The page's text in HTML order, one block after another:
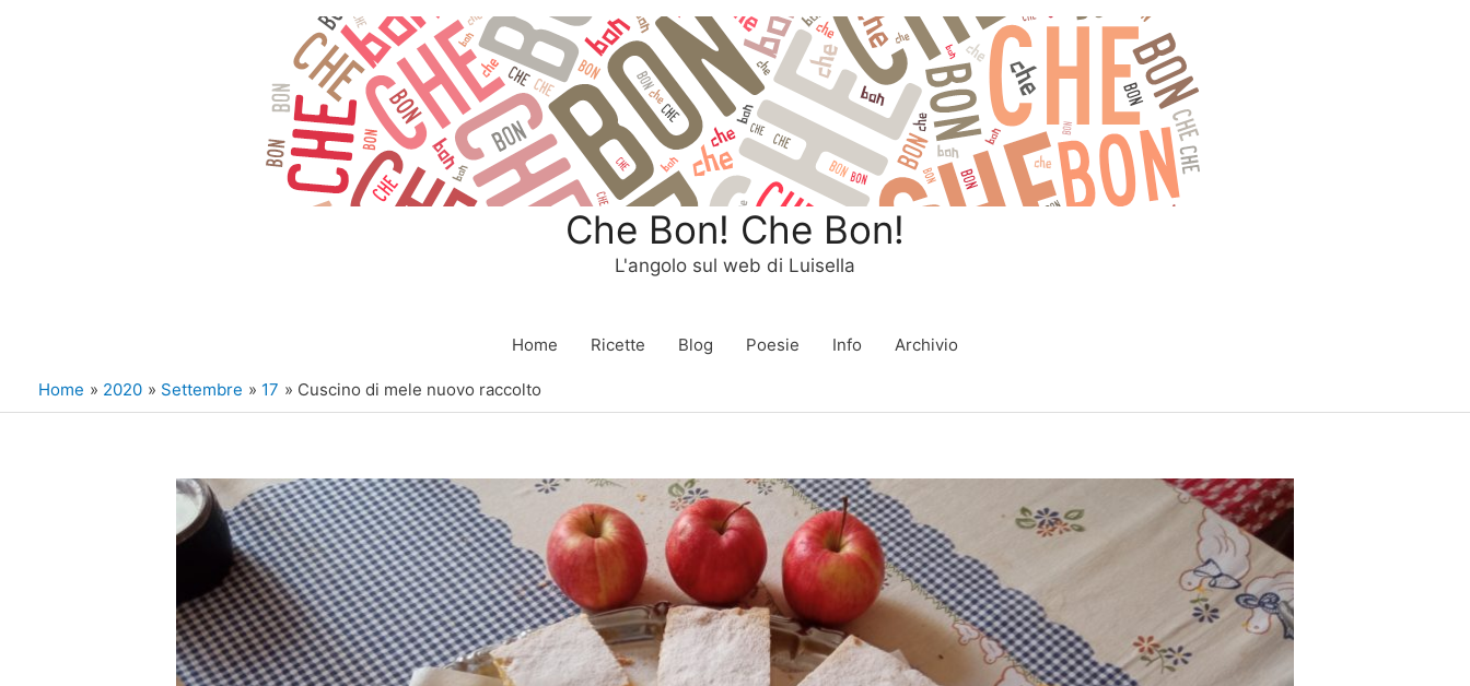
Che Bon! Che Bon!
L'angolo sul web di Luisella
Home Ricette Blog Poesie Info Archivio
Home 2020 Settembre 17 Cuscino di mele nuovo raccolto